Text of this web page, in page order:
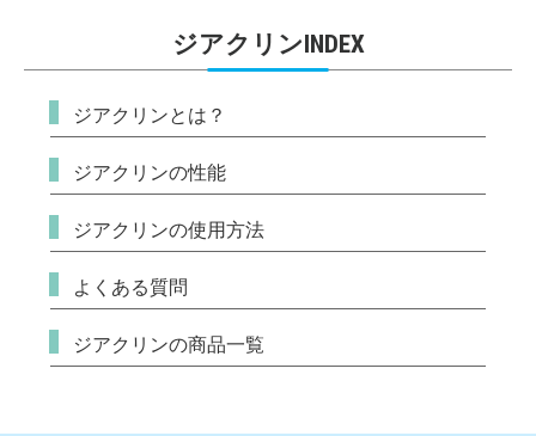
ジアクリンINDEX
ジアクリンとは？
ジアクリンの性能
ジアクリンの使用方法
よくある質問
ジアクリンの商品一覧